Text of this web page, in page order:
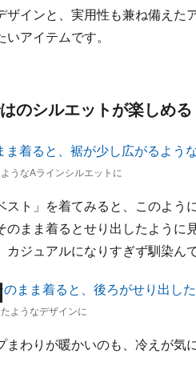
ザインと、実用性も兼ね備えた
アイテムです。
のシルエットが楽しめる
うなAラインシルエットに
スト」を着てみると、このよう
のまま着るとせり出したように
ジュアルになりすぎず馴染ん
ようなデザインに
わりが暖かいのも、冷えが気